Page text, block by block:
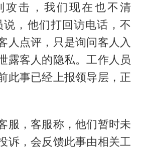
攻击，我们现在也不清
说，他们打回访电话，不
人点评，只是询问客人入
露客人的隐私。工作人员
此事已经上报领导层，正
服，客服称，他们暂时未
诉，会反馈此事由相关工